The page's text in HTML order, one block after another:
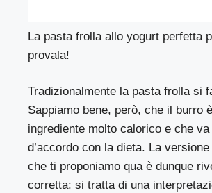
La pasta frolla allo yogurt perfetta
provala!
Tradizionalmente la pasta frolla si
Sappiamo bene, però, che il burro
ingrediente molto calorico e che va
d’accordo con la dieta. La
che ti proponiamo qua è dunque
corretta: si tratta di una